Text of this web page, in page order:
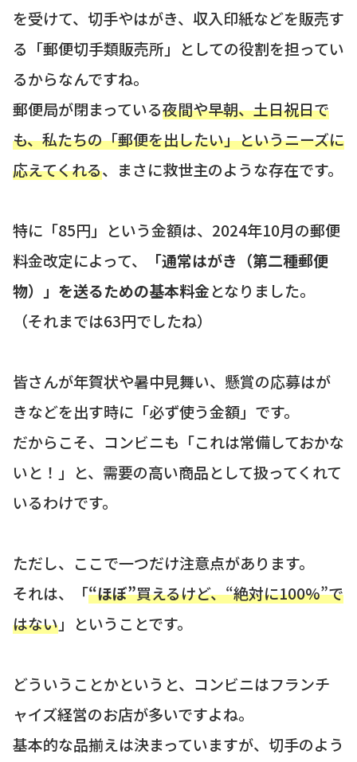
を受けて、切手やはがき、収入印紙などを販売す
る「郵便切手類販売所」としての役割を担ってい
るからなんですね。
郵便局が閉まっている夜間や早朝、土日祝日で
も、私たちの「郵便を出したい」というニーズに
応えてくれる、まさに救世主のような存在です。
特に「85円」という金額は、2024年10月の郵便
料金改定によって、
「通常はがき（第二種郵便
物）」を送るための基本料金となりました。
（それまでは63円でしたね）
皆さんが年賀状や暑中見舞い、懸賞の応募はが
きなどを出す時に「必ず使う金額」です。
だからこそ、コンビニも「これは常備しておかな
いと！」と、需要の高い商品として扱ってくれて
いるわけです。
ただし、ここで一つだけ注意点があります。
それは、「“ほぼ”買えるけど、“絶対に100%”で
はない」ということです。
どういうことかというと、コンビニはフランチ
ャイズ経営のお店が多いですよね。
基本的な品揃えは決まっていますが、切手のよう